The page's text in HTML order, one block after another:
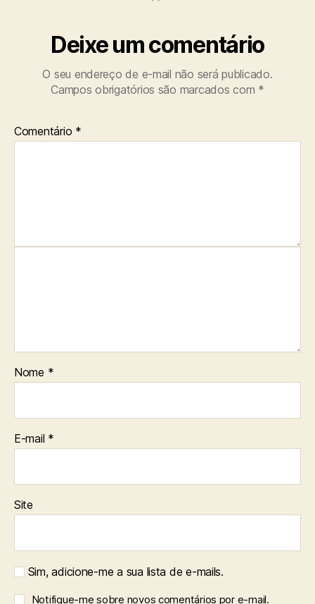
Deixe um comentário
O seu endereço de e-mail não será publicado.
Campos obrigatórios são marcados com *
Comentário *
Nome *
E-mail *
Site
Sim, adicione-me a sua lista de e-mails.
Notifique-me sobre novos comentários por e-mail.